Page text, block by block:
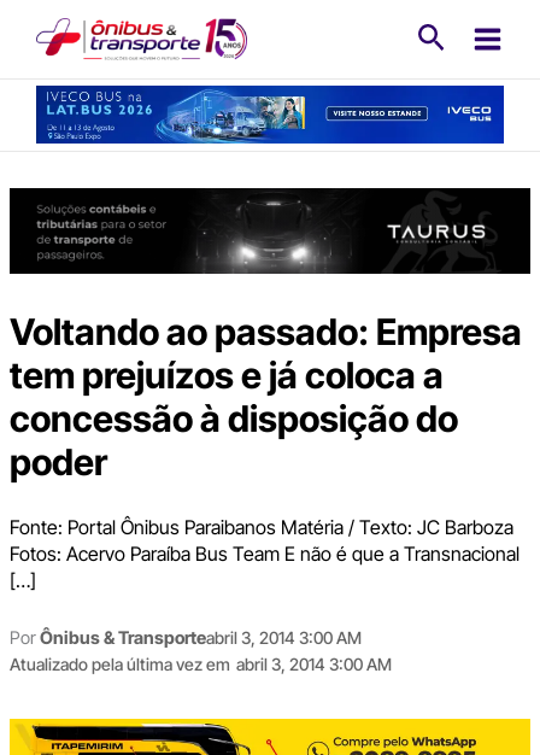
conteúdo
Voltando ao passado: Empresa
tem prejuízos e já coloca a
concessão à disposição do
poder
Fonte: Portal Ônibus Paraibanos Matéria / Texto: JC Barboza
Fotos: Acervo Paraíba Bus Team E não é que a Transnacional
[…]
PorÔnibus & Transporteabril 3, 2014 3:00 AM
Atualizado pela última vez em abril 3, 2014 3:00 AM